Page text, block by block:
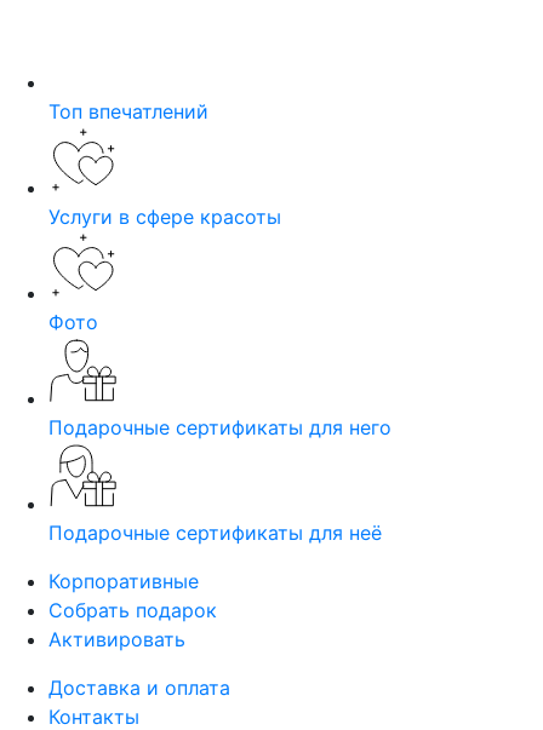
Топ впечатлений
Услуги в сфере красоты
Фото
Подарочные сертификаты для него
Подарочные сертификаты для неё
Корпоративные
Собрать подарок
Активировать
Доставка и оплата
Контакты